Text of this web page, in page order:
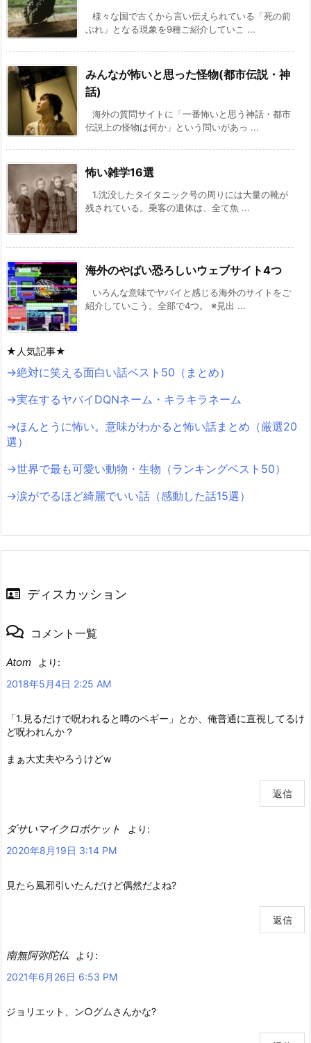
様々な国で古くから言い伝えられている「死の前
ぶれ」となる現象を9種ご紹介していこ ...
みんなが怖いと思った怪物(都市伝説・神
話)
海外の質問サイトに「一番怖いと思う神話・都市
伝説上の怪物は何か」という問いがあっ ...
怖い雑学16選
1.沈没したタイタニック号の周りには大量の靴が
残されている。乗客の遺体は、全て魚 ...
海外のやばい恐ろしいウェブサイト4つ
いろんな意味でヤバイと感じる海外のサイトをご
紹介していこう。全部で4つ。 ※見出 ...
★人気記事★
→絶対に笑える面白い話ベスト50（まとめ）
→実在するヤバイDQNネーム・キラキラネーム
→ほんとうに怖い。意味がわかると怖い話まとめ（厳選20
選）
→世界で最も可愛い動物・生物（ランキングベスト50）
→涙がでるほど綺麗でいい話（感動した話15選）
ディスカッション
コメント一覧
Atom
より:
2018年5月4日 2:25 AM
「1.見るだけで呪われると噂のペギー」とか、俺普通に直視してるけ
ど呪われんか？
まぁ大丈夫やろうけどw
返信
ダサいマイクロポケット
より:
2020年8月19日 3:14 PM
見たら風邪引いたんだけど偶然だよね?
返信
南無阿弥陀仏
より:
2021年6月26日 6:53 PM
ジョリエット、ン○グムさんかな?